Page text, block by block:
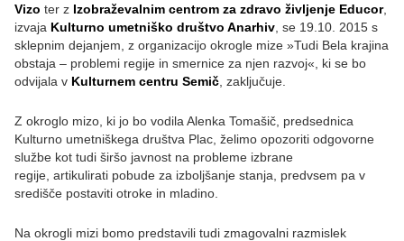
Vizo ter z Izobraževalnim centrom za zdravo življenje Educor,
izvaja Kulturno umetniško društvo Anarhiv , se 19.10. 2015 s
sklepnim dejanjem, z organizacijo okrogle mize »Tudi Bela krajina
obstaja – problemi regije in smernice za njen razvoj«, ki se bo
odvijala v Kulturnem centru Semič , zaključuje.
Z okroglo mizo, ki jo bo vodila Alenka Tomašič, predsednica
Kulturno umetniškega društva Plac, želimo opozoriti odgovorne
službe kot tudi širšo javnost na probleme izbrane
regije, artikulirati pobude za izboljšanje stanja, predvsem pa v
središče postaviti otroke in mladino.
Na okrogli mizi bomo predstavili tudi zmagovalni razmislek